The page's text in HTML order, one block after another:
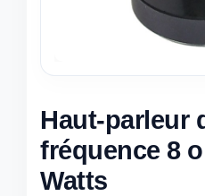
Haut-parleur
fréquence 8
Watts